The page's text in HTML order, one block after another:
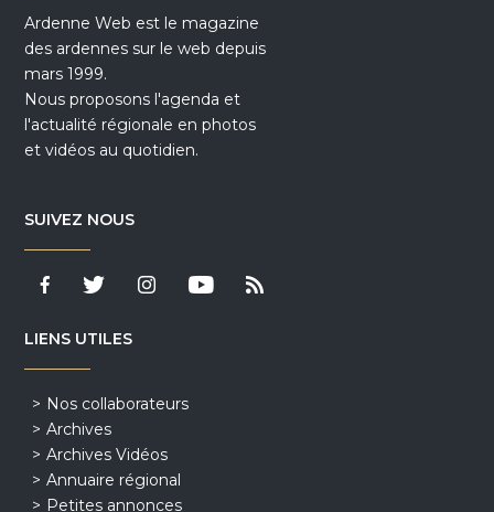
Ardenne Web est le magazine
des ardennes sur le web depuis
mars 1999.
Nous proposons l'agenda et
l'actualité régionale en photos
et vidéos au quotidien.
SUIVEZ NOUS
LIENS UTILES
Nos collaborateurs
Archives
Archives Vidéos
Annuaire régional
Petites annonces